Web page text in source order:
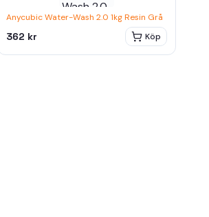
Anycubic Water-Wash 2.0 1kg Resin Grå
362 kr Köp